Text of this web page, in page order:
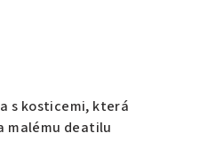
s kosticemi, která
malému deatilu